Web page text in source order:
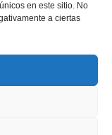
en este sitio. No
a ciertas